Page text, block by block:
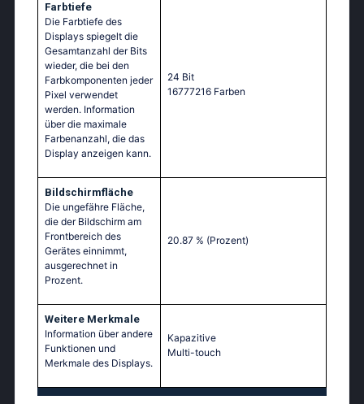
Farbtiefe
Die Farbtiefe des
Displays spiegelt die
Gesamtanzahl der Bits
wieder, die bei den
Farbkomponenten jeder
Pixel verwendet
werden. Information
über die maximale
Farbenanzahl, die das
Display anzeigen kann.
24 Bit
16777216 Farben
Bildschirmfläche
Die ungefähre Fläche,
die der Bildschirm am
Frontbereich des
Gerätes einnimmt,
ausgerechnet in
Prozent.
20.87 % (Prozent)
Weitere Merkmale
Information über andere
Funktionen und
Merkmale des Displays.
Kapazitive
Multi-touch